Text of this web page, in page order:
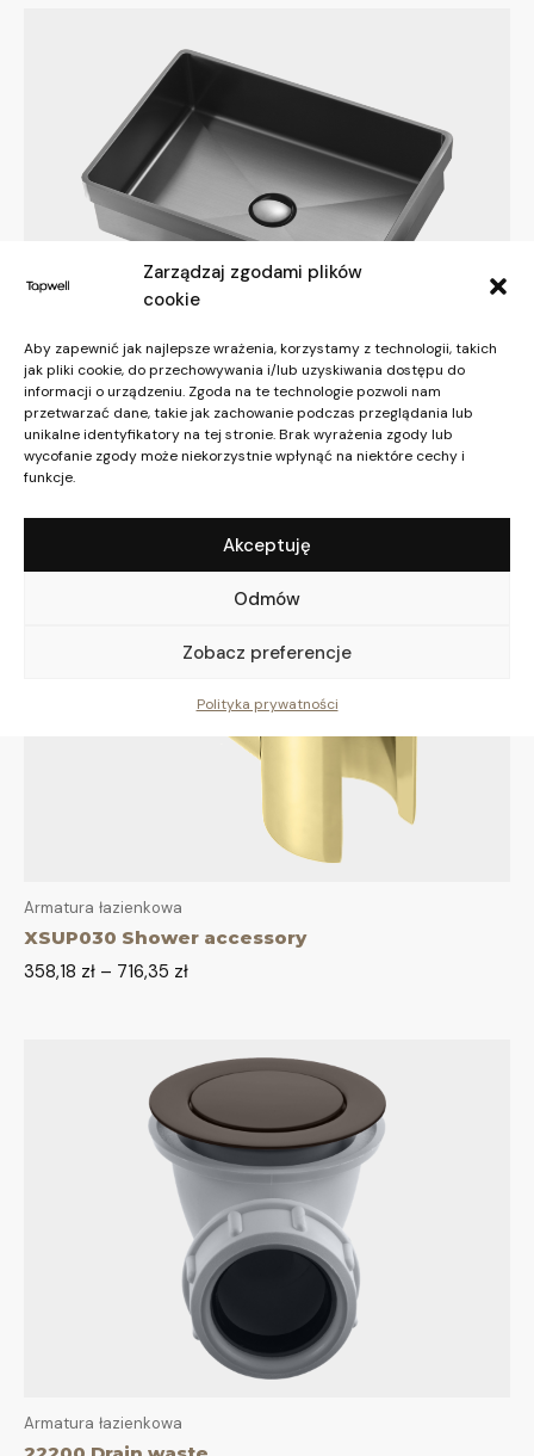
Zarządzaj zgodami plików
cookie
Aby zapewnić jak najlepsze wrażenia, korzystamy z technologii, takich
jak pliki cookie, do przechowywania i/lub uzyskiwania dostępu do
informacji o urządzeniu. Zgoda na te technologie pozwoli nam
przetwarzać dane, takie jak zachowanie podczas przeglądania lub
unikalne identyfikatory na tej stronie. Brak wyrażenia zgody lub
wycofanie zgody może niekorzystnie wpłynąć na niektóre cechy i
funkcje.
Akceptuję
Odmów
Zobacz preferencje
Polityka prywatności
Armatura łazienkowa
TA4328 Washbasin
2641,55 zł–4074,25zł
Armatura łazienkowa
XSUP030 Shower accessory
358,18 zł – 716,35 zł
Armatura łazienkowa